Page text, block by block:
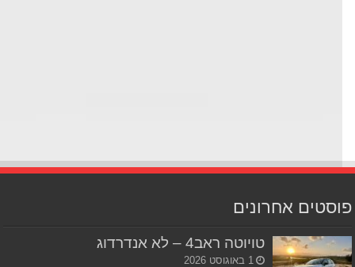
אחרונים
טויוטה ראב4 – לא אנדרדוג
1 באוגוסט 2026